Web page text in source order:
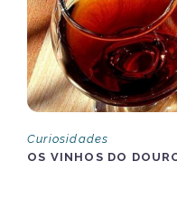
Curiosidades
OS VINHOS DO